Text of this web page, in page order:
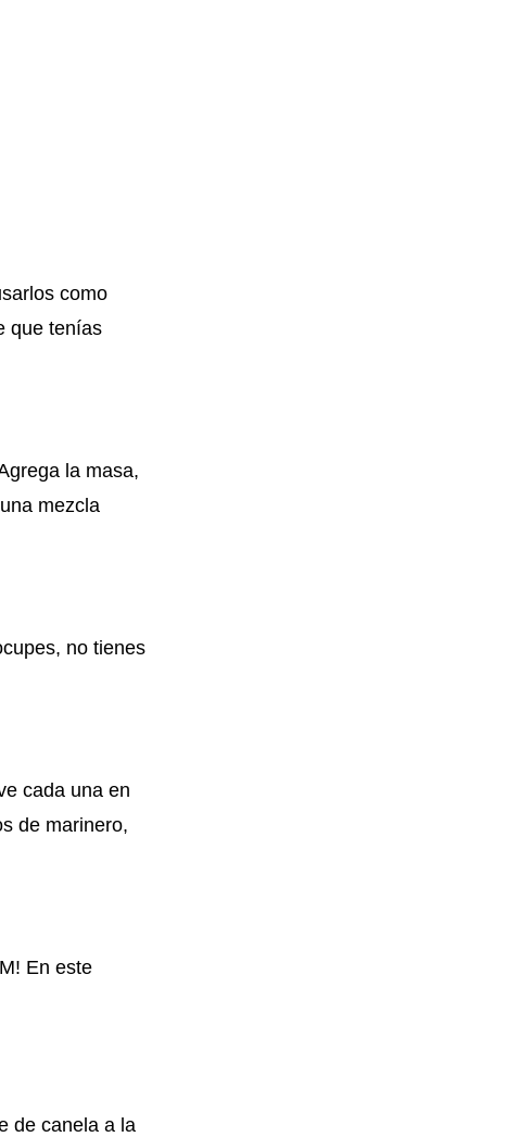
como
que tenías
la masa,
mezcla
no tienes
cada una en
de marinero,
En este
de canela a la